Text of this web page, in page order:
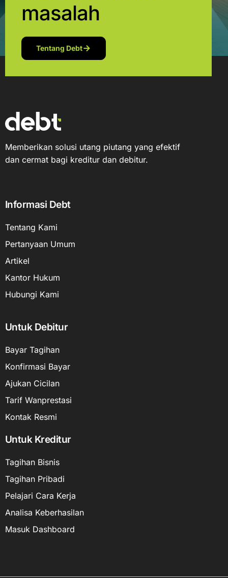
masalah
Tentang Debt
Memberikan solusi utang piutang yang efektif
dan cermat bagi kreditur dan debitur.
Informasi Debt
Tentang Kami
Pertanyaan Umum
Artikel
Kantor Hukum
Hubungi Kami
Untuk Debitur
Bayar Tagihan
Konfirmasi Bayar
Ajukan Cicilan
Tarif Wanprestasi
Kontak Resmi
Untuk Kreditur
Tagihan Bisnis
Tagihan Pribadi
Pelajari Cara Kerja
Analisa Keberhasilan
Masuk Dashboard